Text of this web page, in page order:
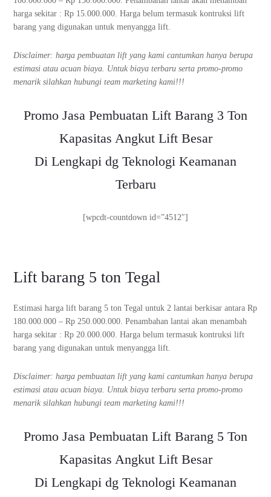
harga sekitar : Rp 15.000.000. Harga belum termasuk kontruksi lift
barang yang digunakan untuk menyangga lift.
Disclaimer: harga pembuatan lift yang kami cantumkan hanya berupa
estimasi atau acuan biaya. Untuk biaya terbaru serta promo-promo
menarik silahkan hubungi team marketing kami!!!
Promo Jasa Pembuatan Lift Barang 3 Ton
Kapasitas Angkut Lift Besar
Di Lengkapi dg Teknologi Keamanan
Terbaru
[wpcdt-countdown id=”4512″]
Lift barang 5 ton Tegal
Estimasi harga lift barang 5 ton Tegal untuk 2 lantai berkisar antara Rp
180.000.000 – Rp 250.000.000. Penambahan lantai akan menambah
harga sekitar : Rp 20.000.000. Harga belum termasuk kontruksi lift
barang yang digunakan untuk menyangga lift.
Disclaimer: harga pembuatan lift yang kami cantumkan hanya berupa
estimasi atau acuan biaya. Untuk biaya terbaru serta promo-promo
menarik silahkan hubungi team marketing kami!!!
Promo Jasa Pembuatan Lift Barang 5 Ton
Kapasitas Angkut Lift Besar
Di Lengkapi dg Teknologi Keamanan